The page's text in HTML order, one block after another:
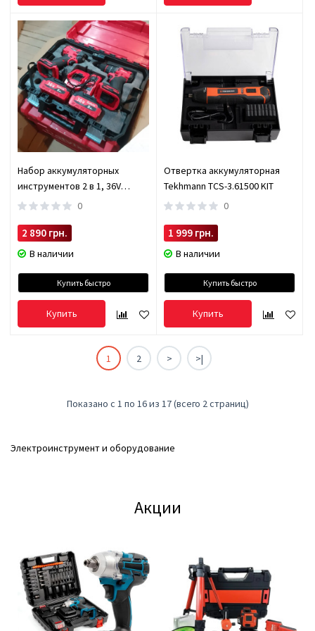
Набор аккумуляторных
инструментов 2 в 1, 36V
дрель-шуруповерт и
0
2 890 грн.
В наличии
Купить быстро
Купить
Отвертка аккумуляторная
Tekhmann TCS-3.61500 KIT
0
1 999 грн.
В наличии
Купить быстро
Купить
1 2 > >|
Показано с 1 по 16 из 17 (всего 2 страниц)
Электроинструмент и оборудование
Акции